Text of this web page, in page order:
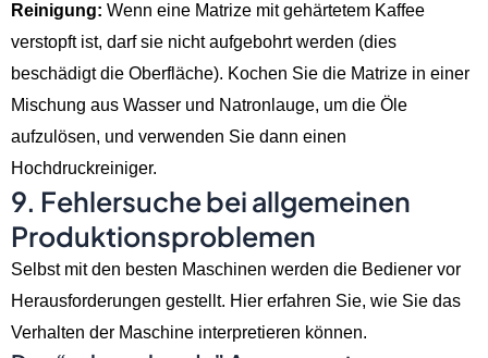
Reinigung: Wenn eine Matrize mit gehärtetem Kaffee
verstopft ist, darf sie nicht aufgebohrt werden (dies
beschädigt die Oberfläche). Kochen Sie die Matrize in einer
Mischung aus Wasser und Natronlauge, um die Öle
aufzulösen, und verwenden Sie dann einen
Hochdruckreiniger.
9. Fehlersuche bei allgemeinen
Produktionsproblemen
Selbst mit den besten Maschinen werden die Bediener vor
Herausforderungen gestellt. Hier erfahren Sie, wie Sie das
Verhalten der Maschine interpretieren können.